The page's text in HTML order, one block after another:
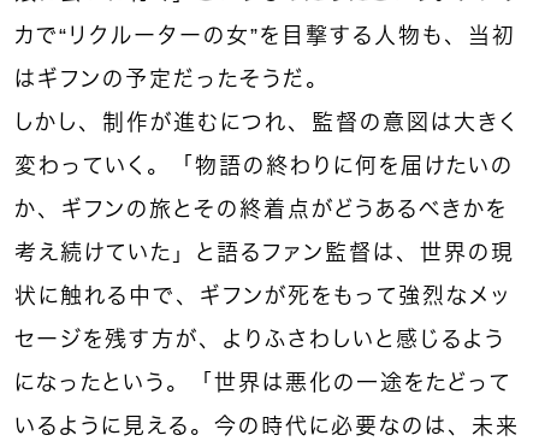
カで“リクルーターの女”を目撃する人物も、当初
はギフンの予定だったそうだ。
しかし、制作が進むにつれ、監督の意図は大きく
変わっていく。「物語の終わりに何を届けたいの
か、ギフンの旅とその終着点がどうあるべきかを
考え続けていた」と語るファン監督は、世界の現
状に触れる中で、ギフンが死をもって強烈なメッ
セージを残す方が、よりふさわしいと感じるよう
になったという。「世界は悪化の一途をたどって
いるように見える。今の時代に必要なのは、未来